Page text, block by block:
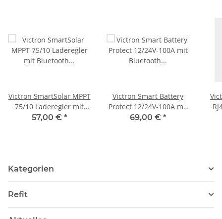
Victron SmartSolar MPPT
75/10 Laderegler mit
Bluetooth
57,00 € *
Victron Smart Battery
Protect 12/24V-100A mit
Bluetooth BPR110022000
69,00 € *
Kategorien
Refit